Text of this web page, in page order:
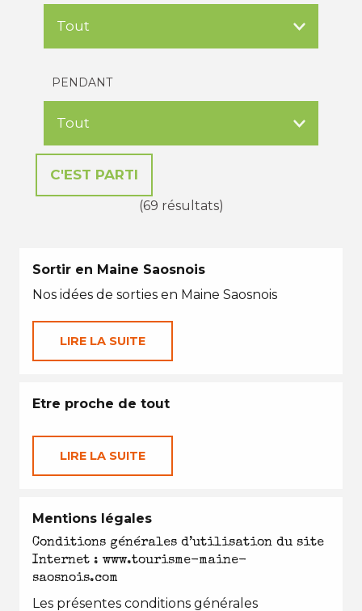
PENDANT
(69 résultats)
Sortir en Maine Saosnois
Nos idées de sorties en Maine Saosnois
LIRE LA SUITE
Etre proche de tout
LIRE LA SUITE
Mentions légales
Conditions générales d’utilisation du site
Internet : www.tourisme-maine-
saosnois.com
Les présentes conditions générales